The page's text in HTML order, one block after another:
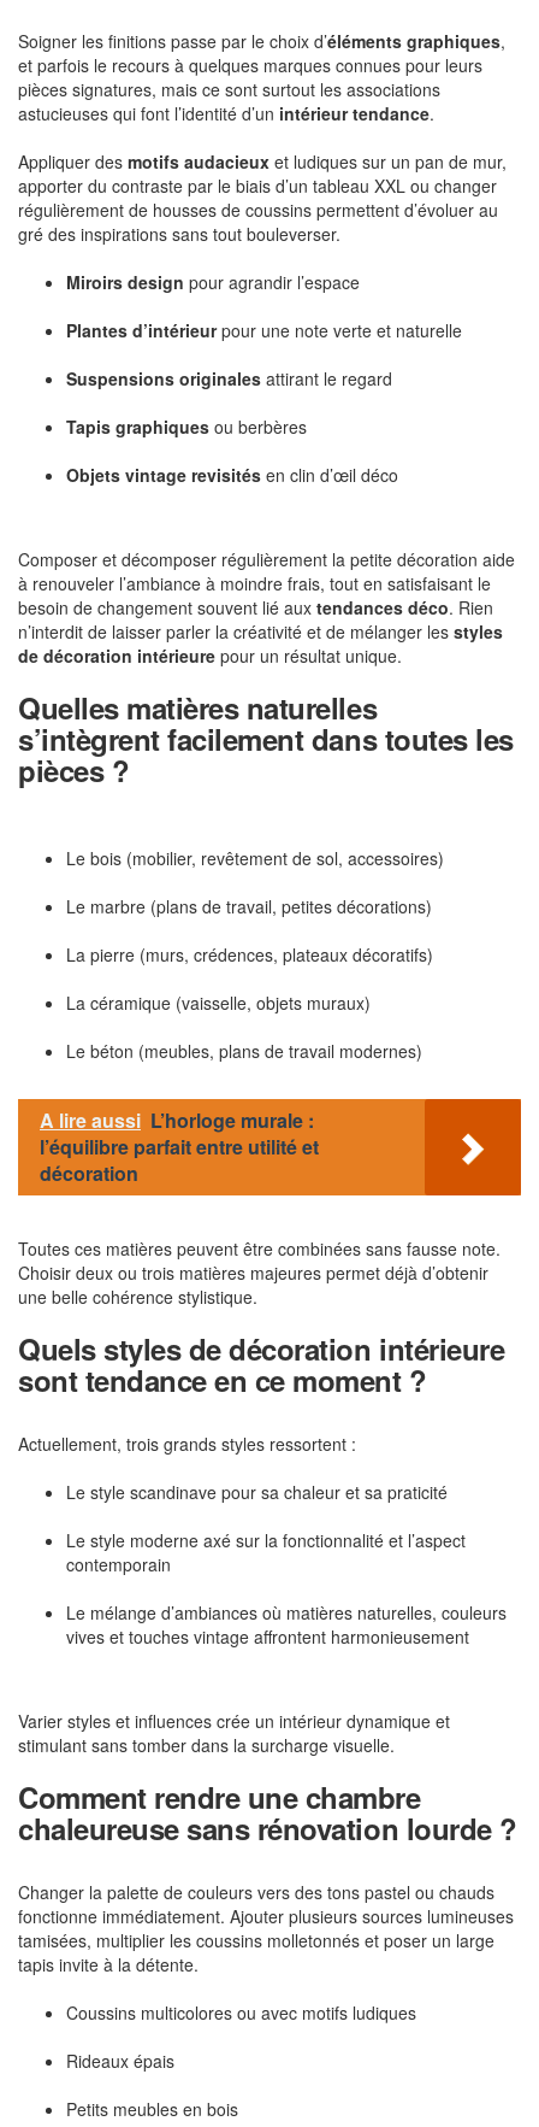
Soigner les finitions passe par le choix d’éléments graphiques,
et parfois le recours à quelques marques connues pour leurs
pièces signatures, mais ce sont surtout les associations
astucieuses qui font l’identité d’un intérieur tendance.
Appliquer des motifs audacieux et ludiques sur un pan de mur,
apporter du contraste par le biais d’un tableau XXL ou changer
régulièrement de housses de coussins permettent d’évoluer au
gré des inspirations sans tout bouleverser.
Miroirs design pour agrandir l’espace
Plantes d’intérieurpour une note verte et naturelle
Suspensions originales attirant le regard
Tapis graphiques ou berbères
Objets vintage revisités en clin d’œil déco
Composer et décomposer régulièrement la petite décoration aide
à renouveler l’ambiance à moindre frais, tout en satisfaisant le
besoin de changement souvent lié aux tendances déco. Rien
n’interdit de laisser parler la créativité et de mélanger les styles
de décoration intérieure pour un résultat unique.
Quelles matières naturelles
s’intègrent facilement dans toutes les
pièces ?
Le bois (mobilier, revêtement de sol, accessoires)
Le marbre (plans de travail, petites décorations)
La pierre (murs, crédences, plateaux décoratifs)
La céramique (vaisselle, objets muraux)
Le béton (meubles, plans de travail modernes)
A lire aussi L’horloge murale :
l’équilibre parfait entre utilité et
décoration
Toutes ces matières peuvent être combinées sans fausse note.
Choisir deux ou trois matières majeures permet déjà d’obtenir
une belle cohérence stylistique.
Quels styles de décoration intérieure
sont tendance en ce moment ?
Actuellement, trois grands styles ressortent :
Le style scandinave pour sa chaleur et sa praticité
Le style moderne axé sur la fonctionnalité et l’aspect
contemporain
Le mélange d’ambiances où matières naturelles, couleurs
vives et touches vintage affrontent harmonieusement
Varier styles et influences crée un intérieur dynamique et
stimulant sans tomber dans la surcharge visuelle.
Comment rendre une chambre
chaleureuse sans rénovation lourde ?
Changer la palette de couleurs vers des tons pastel ou chauds
fonctionne immédiatement. Ajouter plusieurs sources lumineuses
tamisées, multiplier les coussins molletonnés et poser un large
tapis invite à la détente.
Coussins multicolores ou avec motifs ludiques
Rideaux épais
Petits meubles en bois